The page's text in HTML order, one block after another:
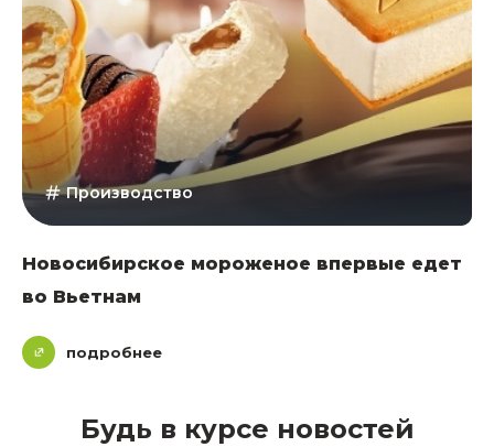
Производство
Новосибирское мороженое впервые едет
во Вьетнам
подробнее
Будь в курсе новостей